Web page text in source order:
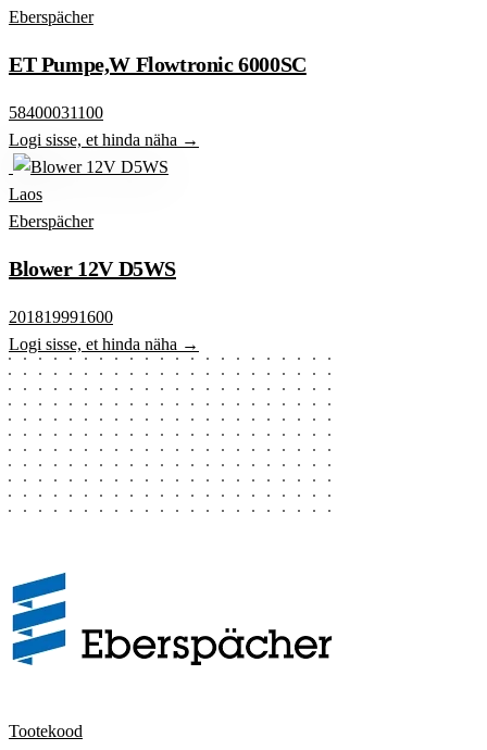
Eberspächer
ET Pumpe,W Flowtronic 6000SC
58400031100
Logi sisse, et hinda näha →
Laos
Eberspächer
Blower 12V D5WS
201819991600
Logi sisse, et hinda näha →
Tootekood